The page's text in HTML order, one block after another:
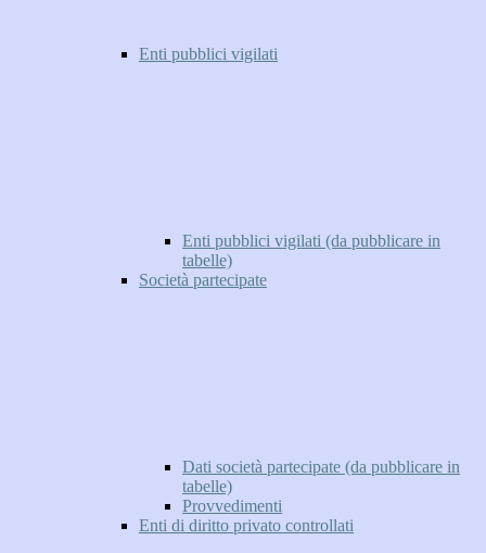
Enti pubblici vigilati
Enti pubblici vigilati (da pubblicare in
tabelle)
Società partecipate
Dati società partecipate (da pubblicare in
tabelle)
Provvedimenti
Enti di diritto privato controllati